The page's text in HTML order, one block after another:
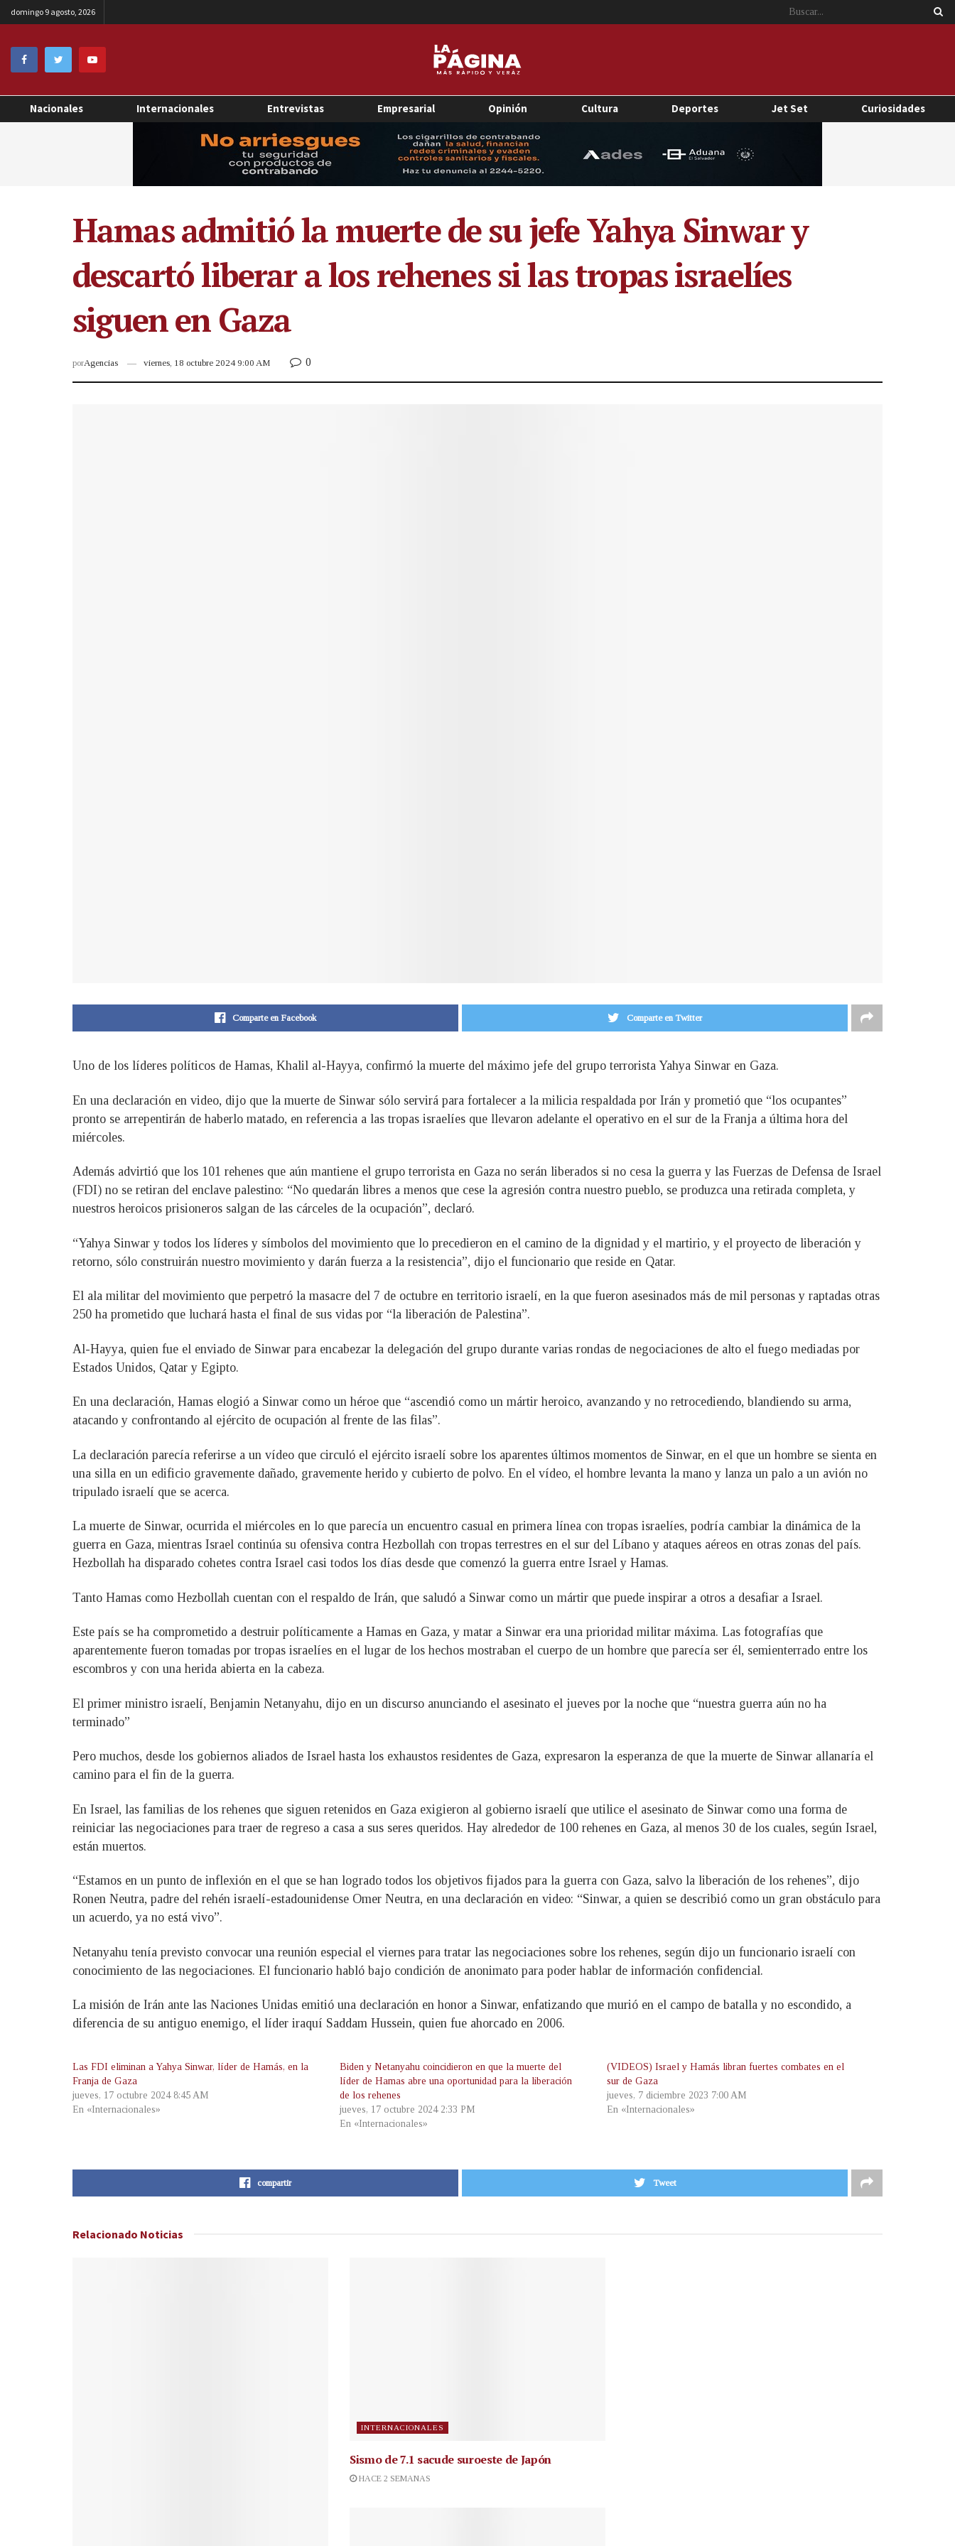
domingo 9 agosto, 2026
Nacionales Internacionales Entrevistas Empresarial Opinión Cultura Deportes Jet Set Curiosidades
Hamas admitió la muerte de su jefe Yahya Sinwar y
descartó liberar a los rehenes si las tropas israelíes
siguen en Gaza
porAgencias viernes, 18 octubre 2024 9:00 AM 0
Comparte en Facebook Comparte en Twitter
Uno de los líderes políticos de Hamas, Khalil al-Hayya, confirmó la muerte del máximo jefe del grupo terrorista Yahya Sinwar en Gaza.
En una declaración en video, dijo que la muerte de Sinwar sólo servirá para fortalecer a la milicia respaldada por Irán y prometió que “los ocupantes”
pronto se arrepentirán de haberlo matado, en referencia a las tropas israelíes que llevaron adelante el operativo en el sur de la Franja a última hora del
miércoles.
Además advirtió que los 101 rehenes que aún mantiene el grupo terrorista en Gaza no serán liberados si no cesa la guerra y las Fuerzas de Defensa de Israel
(FDI) no se retiran del enclave palestino: “No quedarán libres a menos que cese la agresión contra nuestro pueblo, se produzca una retirada completa, y
nuestros heroicos prisioneros salgan de las cárceles de la ocupación”, declaró.
“Yahya Sinwar y todos los líderes y símbolos del movimiento que lo precedieron en el camino de la dignidad y el martirio, y el proyecto de liberación y
retorno, sólo construirán nuestro movimiento y darán fuerza a la resistencia”, dijo el funcionario que reside en Qatar.
El ala militar del movimiento que perpetró la masacre del 7 de octubre en territorio israelí, en la que fueron asesinados más de mil personas y raptadas otras
250 ha prometido que luchará hasta el final de sus vidas por “la liberación de Palestina”.
Al-Hayya, quien fue el enviado de Sinwar para encabezar la delegación del grupo durante varias rondas de negociaciones de alto el fuego mediadas por
Estados Unidos, Qatar y Egipto.
En una declaración, Hamas elogió a Sinwar como un héroe que “ascendió como un mártir heroico, avanzando y no retrocediendo, blandiendo su arma,
atacando y confrontando al ejército de ocupación al frente de las filas”.
La declaración parecía referirse a un vídeo que circuló el ejército israelí sobre los aparentes últimos momentos de Sinwar, en el que un hombre se sienta en
una silla en un edificio gravemente dañado, gravemente herido y cubierto de polvo. En el vídeo, el hombre levanta la mano y lanza un palo a un avión no
tripulado israelí que se acerca.
La muerte de Sinwar, ocurrida el miércoles en lo que parecía un encuentro casual en primera línea con tropas israelíes, podría cambiar la dinámica de la
guerra en Gaza, mientras Israel continúa su ofensiva contra Hezbollah con tropas terrestres en el sur del Líbano y ataques aéreos en otras zonas del país.
Hezbollah ha disparado cohetes contra Israel casi todos los días desde que comenzó la guerra entre Israel y Hamas.
Tanto Hamas como Hezbollah cuentan con el respaldo de Irán, que saludó a Sinwar como un mártir que puede inspirar a otros a desafiar a Israel.
Este país se ha comprometido a destruir políticamente a Hamas en Gaza, y matar a Sinwar era una prioridad militar máxima. Las fotografías que
aparentemente fueron tomadas por tropas israelíes en el lugar de los hechos mostraban el cuerpo de un hombre que parecía ser él, semienterrado entre los
escombros y con una herida abierta en la cabeza.
El primer ministro israelí, Benjamin Netanyahu, dijo en un discurso anunciando el asesinato el jueves por la noche que “nuestra guerra aún no ha
terminado”
Pero muchos, desde los gobiernos aliados de Israel hasta los exhaustos residentes de Gaza, expresaron la esperanza de que la muerte de Sinwar allanaría el
camino para el fin de la guerra.
En Israel, las familias de los rehenes que siguen retenidos en Gaza exigieron al gobierno israelí que utilice el asesinato de Sinwar como una forma de
reiniciar las negociaciones para traer de regreso a casa a sus seres queridos. Hay alrededor de 100 rehenes en Gaza, al menos 30 de los cuales, según Israel,
están muertos.
“Estamos en un punto de inflexión en el que se han logrado todos los objetivos fijados para la guerra con Gaza, salvo la liberación de los rehenes”, dijo
Ronen Neutra, padre del rehén israelí-estadounidense Omer Neutra, en una declaración en video: “Sinwar, a quien se describió como un gran obstáculo para
un acuerdo, ya no está vivo”.
Netanyahu tenía previsto convocar una reunión especial el viernes para tratar las negociaciones sobre los rehenes, según dijo un funcionario israelí con
conocimiento de las negociaciones. El funcionario habló bajo condición de anonimato para poder hablar de información confidencial.
La misión de Irán ante las Naciones Unidas emitió una declaración en honor a Sinwar, enfatizando que murió en el campo de batalla y no escondido, a
diferencia de su antiguo enemigo, el líder iraquí Saddam Hussein, quien fue ahorcado en 2006.
Las FDI eliminan a Yahya Sinwar, líder de Hamás, en la
Franja de Gaza
jueves, 17 octubre 2024 8:45 AM
En «Internacionales»
Biden y Netanyahu coincidieron en que la muerte del
líder de Hamas abre una oportunidad para la liberación
de los rehenes
jueves, 17 octubre 2024 2:33 PM
En «Internacionales»
(VIDEOS) Israel y Hamás libran fuertes combates en el
sur de Gaza
jueves, 7 diciembre 2023 7:00 AM
En «Internacionales»
compartir Tweet
Relacionado Noticias
INTERNACIONALES
Sismo de 7.1 sacude suroeste de Japón
HACE 2 SEMANAS